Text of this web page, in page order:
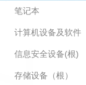
笔记本
计算机设备及软件
信息安全设备(根)
存储设备（根）